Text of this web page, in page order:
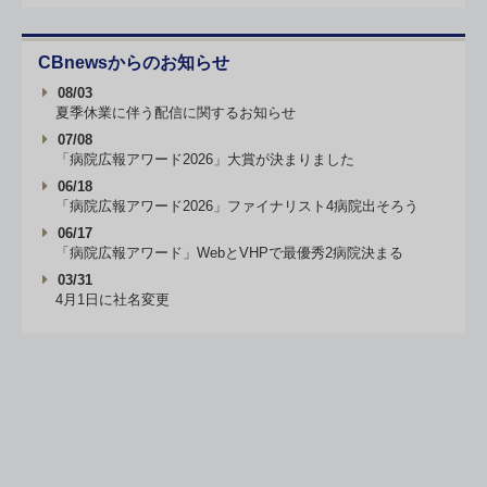
CBnewsからのお知らせ
08/03
夏季休業に伴う配信に関するお知らせ
07/08
「病院広報アワード2026」大賞が決まりました
06/18
「病院広報アワード2026」ファイナリスト4病院出そろう
06/17
「病院広報アワード」WebとVHPで最優秀2病院決まる
03/31
4月1日に社名変更